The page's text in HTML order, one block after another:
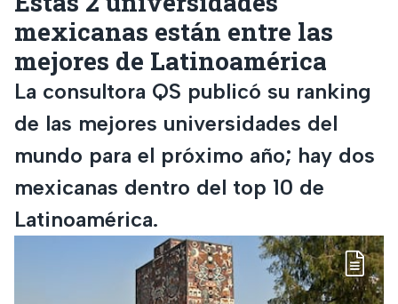
mexicanas están entre las
mejores de Latinoamérica
La consultora QS publicó su ranking
de las mejores universidades del
mundo para el próximo año; hay dos
mexicanas dentro del top 10 de
Latinoamérica.